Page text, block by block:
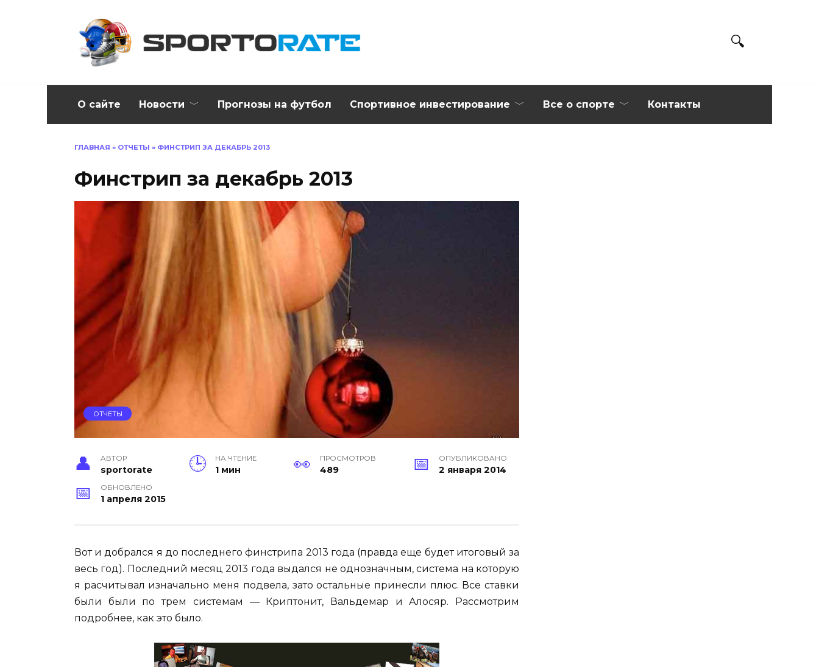
О сайте Новости Прогнозы на футбол Спортивное инвестирование Все о спорте Контакты
ГЛАВНАЯ » ОТЧЕТЫ » ФИНСТРИП ЗА ДЕКАБРЬ 2013
Финстрип за декабрь 2013
ОТЧЕТЫ
АВТОР
sportorate
НА ЧТЕНИЕ
1 мин
ПРОСМОТРОВ
489
ОПУБЛИКОВАНО
2 января 2014
ОБНОВЛЕНО
1 апреля 2015
Вот и добрался я до последнего финстрипа 2013 года (правда еще будет итоговый за
весь год). Последний месяц 2013 года выдался не однозначным, система на которую
я расчитывал изначально меня подвела, зато остальные принесли плюс. Все ставки
были были по трем системам — Криптонит, Вальдемар и Алосяр. Рассмотрим
подробнее, как это было.